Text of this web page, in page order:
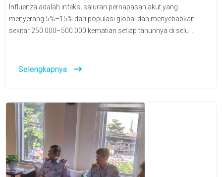
Influenza adalah infeksi saluran pernapasan akut yang
menyerang 5%–15% dari populasi global dan menyebabkan
sekitar 250.000–500.000 kematian setiap tahunnya di selu ...
Selengkapnya